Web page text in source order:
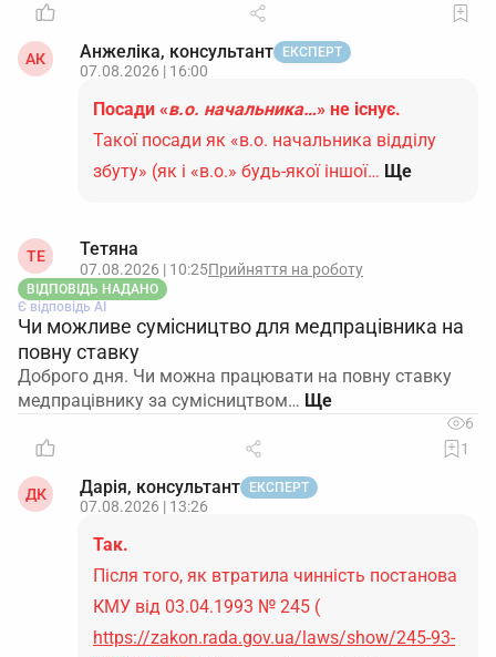
АК Анжеліка, консультант ЕКСПЕРТ
07.08.2026 | 16:00
Посади «в.о. начальника…» не існує.
Такої посади як «в.о. начальника відділу
збуту» (як і «в.о.» будь-якої іншої… Ще
ТЕ Тетяна
07.08.2026 | 10:25Прийняття на роботу
ВІДПОВІДЬ НАДАНО
Є відповідь АІ
Чи можливе сумісництво для медпрацівника на
повну ставку
Доброго дня. Чи можна працювати на повну ставку
медпрацівнику за сумісництвом…
6
1
ДК Дарія, консультант ЕКСПЕРТ
07.08.2026 | 13:26
Так.
Після того, як втратила чинність постанова
КМУ від 03.04.1993 № 245 (
https://zakon.rada.gov.ua/laws/show/245-93-